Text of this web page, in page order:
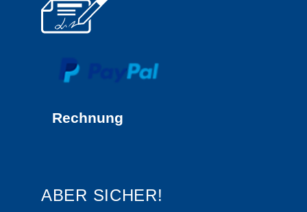
Rechnung
ABER SICHER!